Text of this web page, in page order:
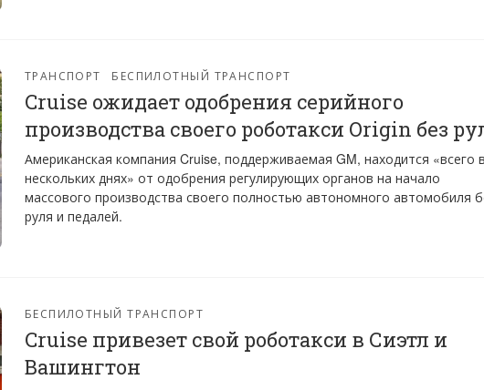
ТРАНСПОРТ БЕСПИЛОТНЫЙ ТРАНСПОРТ
Cruise ожидает одобрения серийного
производства своего роботакси Origin без
Американская компания Cruise, поддерживаемая GM, находится «всего
нескольких днях» от одобрения регулирующих органов на начало
массового производства своего полностью автономного автомобиля
руля и педалей.
БЕСПИЛОТНЫЙ ТРАНСПОРТ
Cruise привезет свой роботакси в Сиэтл и
Вашингтон